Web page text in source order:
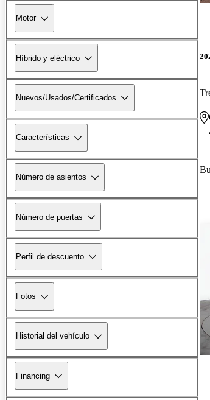
Motor
Híbrido y eléctrico
Nuevos/Usados/Certificados
Características
Número de asientos
Número de puertas
Perfil de descuento
Fotos
Historial del vehículo
Financing